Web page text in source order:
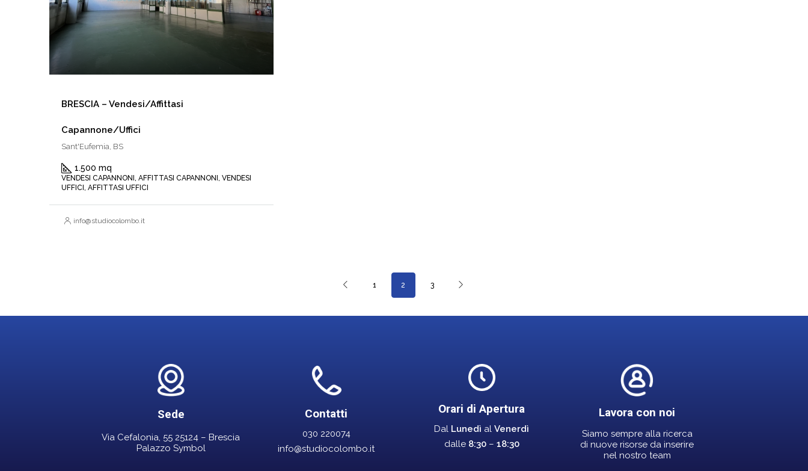
BRESCIA – Vendesi/Affittasi
Capannone/Uffici
Sant'Eufemia, BS
1.500 mq
VENDESI CAPANNONI, AFFITTASI CAPANNONI, VENDESI
UFFICI, AFFITTASI UFFICI
info@studiocolombo.it
1 2 3
Sede
Via Cefalonia, 55 25124 – Brescia
Palazzo Symbol
Contatti
030 220074
info@studiocolombo.it
Orari di Apertura
Dal Lunedì alVenerdì
dalle 8:30– 18:30
Lavora con noi
Siamo sempre alla ricerca
di nuove risorse da inserire
nel nostro team